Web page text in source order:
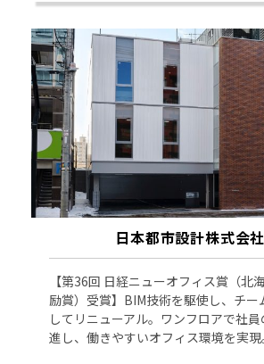
日本都市設計株式会
【第36回 日経ニューオフィス賞（北
励賞）受賞】BIM技術を駆使し、チー
してリニューアル。ワンフロアで社
進し、働きやすいオフィス環境を実現